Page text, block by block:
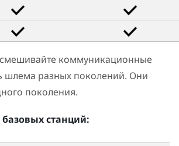
коммуникационные
шлема разных поколений. Они
поколения.
станций: